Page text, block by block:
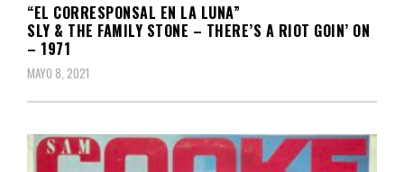
“EL CORRESPONSAL EN LA LUNA”
SLY & THE FAMILY STONE – THERE’S A RIOT GOIN’ ON
– 1971
MAYO 8, 2021